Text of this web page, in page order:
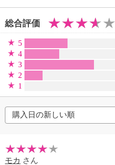
総合評価
5
4
3
2
1
モカ さん